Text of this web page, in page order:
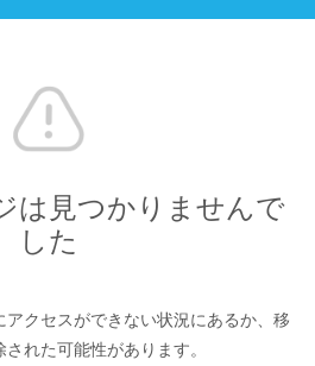
は見つかりませんで
した
クセスができない状況にあるか、 移
れた可能性があります。